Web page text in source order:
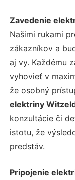
Zavedenie
Našimi rukami
zákazníkov a
aj vy. Každému
vyhovieť v
že osobný
elektriny
konzultácie či
istotu, že
predstáv.
Pripojenie